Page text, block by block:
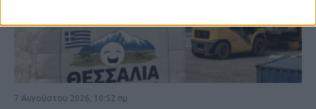
7 Αυγούστου 2026, 10:52 πμ